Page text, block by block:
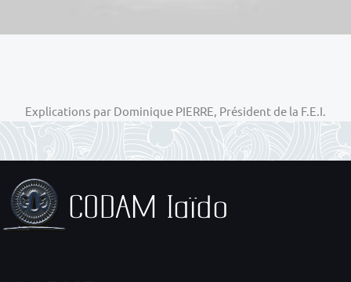
Explications par Dominique PIERRE, Président de la F.E.I.